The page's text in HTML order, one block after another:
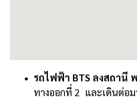
รถไฟฟ้า BTS ลงสถานี
ทางออกที่ 2 และเดินต่อ